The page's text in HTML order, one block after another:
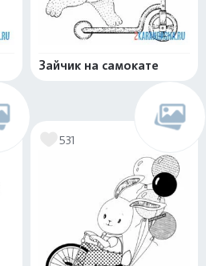
Зайчик на самокате
531